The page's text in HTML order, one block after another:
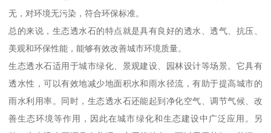
无，对环境无污染，符合环保标准。
总的来说，生态透水石的特点就是具有良好的透水、透气、抗压、
美观和环保性能，能够有效改善城市环境质量。
生态透水石适用于城市绿化、景观建设、园林设计等场景。它具有
透水性，可以有效地减少地面积水和雨水径流，有助于提高城市的
雨水利用率。同时，生态透水石还能起到净化空气、调节气候、改
善生态环境等作用，因此在城市绿化和生态建设中广泛应用。另